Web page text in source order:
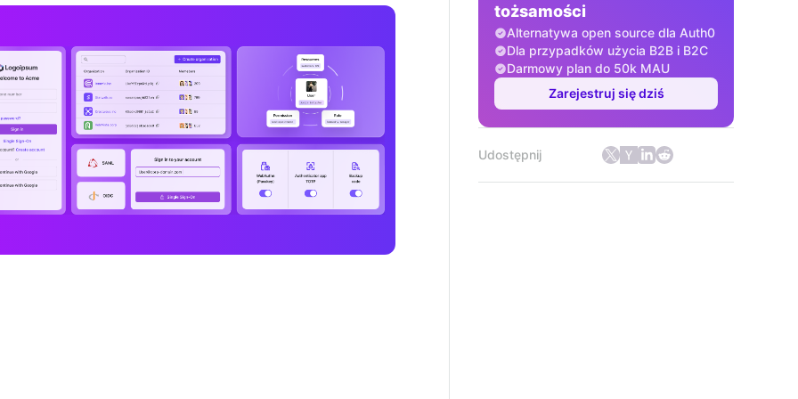
tożsamości
Alternatywa open source dla Auth0
Dla przypadków użycia B2B i B2C
Darmowy plan do 50k MAU
Zarejestruj się dziś
Udostępnij